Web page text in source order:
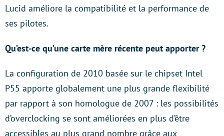
Lucid améliore la compatibilité et la performance de
ses pilotes.
Qu’est-ce qu’une carte mère récente peut apporter ?
La configuration de 2010 basée sur le chipset Intel
P55 apporte globalement une plus grande flexibilité
par rapport à son homologue de 2007 : les possibilités
d’overclocking se sont améliorées en plus d’être
accessibles au plus grand nombre grâce aux